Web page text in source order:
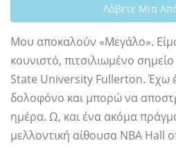
Λάβετε Μια
Μου αποκαλούν «Μεγάλο».
κουνιστό, πιτσιλιωμένο
State University Fullerton. Έχω
δολοφόνο και μπορώ να
ημέρα. Ω, και ένα ακόμα
μελλοντική αίθουσα NBA Hall